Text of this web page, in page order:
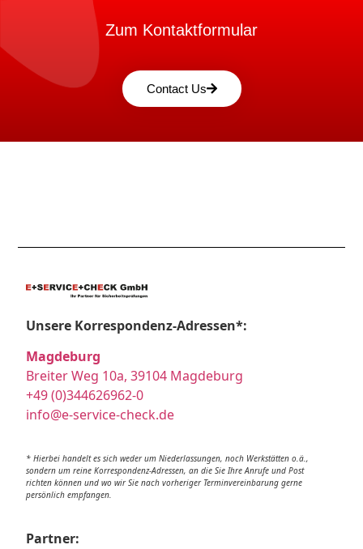
Zum Kontaktformular
Contact Us
Unsere Korrespondenz-Adressen*:
Magdeburg
Breiter Weg 10a, 39104 Magdeburg
+49 (0)344626962-0
info@e-service-check.de
* Hierbei handelt es sich weder um Niederlassungen, noch Werkstätten o.ä.,
sondern um reine Korrespondenz-Adressen, an die Sie Ihre Anrufe und Post
richten können und wo wir Sie nach vorheriger Terminvereinbarung gerne
persönlich empfangen.
Partner: